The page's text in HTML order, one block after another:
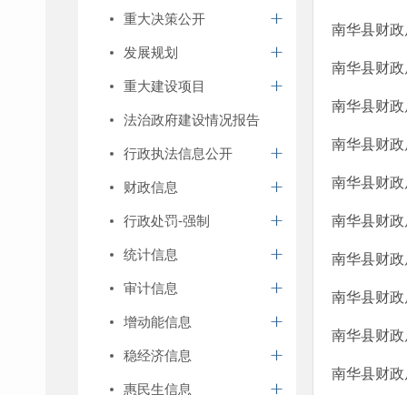
重大决策公开
发展规划
重大建设项目
法治政府建设情况报告
行政执法信息公开
财政信息
行政处罚-强制
统计信息
审计信息
增动能信息
稳经济信息
惠民生信息
南华县财
南华县财
南华县财
南华县财
南华县财
南华县财
南华县财
南华县财
南华县财
南华县财